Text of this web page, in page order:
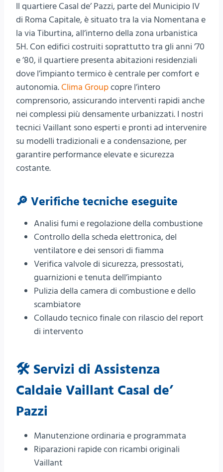
Il quartiere Casal de’ Pazzi, parte del Municipio IV
di Roma Capitale, è situato tra la via Nomentana e
la via Tiburtina, all’interno della zona urbanistica
5H. Con edifici costruiti soprattutto tra gli anni ’70
e ’80, il quartiere presenta abitazioni residenziali
dove l’impianto termico è centrale per comfort e
autonomia.Clima Groupcopre l’intero
comprensorio, assicurando interventi rapidi anche
nei complessi più densamente urbanizzati. I nostri
tecnici Vaillant sono esperti e pronti ad intervenire
su modelli tradizionali e a condensazione, per
garantire performance elevate e sicurezza
costante.
🔎 Verifiche tecniche eseguite
Analisi fumi e regolazione della combustione
Controllo della scheda elettronica, del
ventilatore e dei sensori di fiamma
Verifica valvole di sicurezza, pressostati,
guarnizioni e tenuta dell’impianto
Pulizia della camera di combustione e dello
scambiatore
Collaudo tecnico finale con rilascio del report
di intervento
🛠️ Servizi di Assistenza
Caldaie Vaillant Casal de’
Pazzi
Manutenzione ordinaria e programmata
Riparazioni rapide con ricambi originali
Vaillant